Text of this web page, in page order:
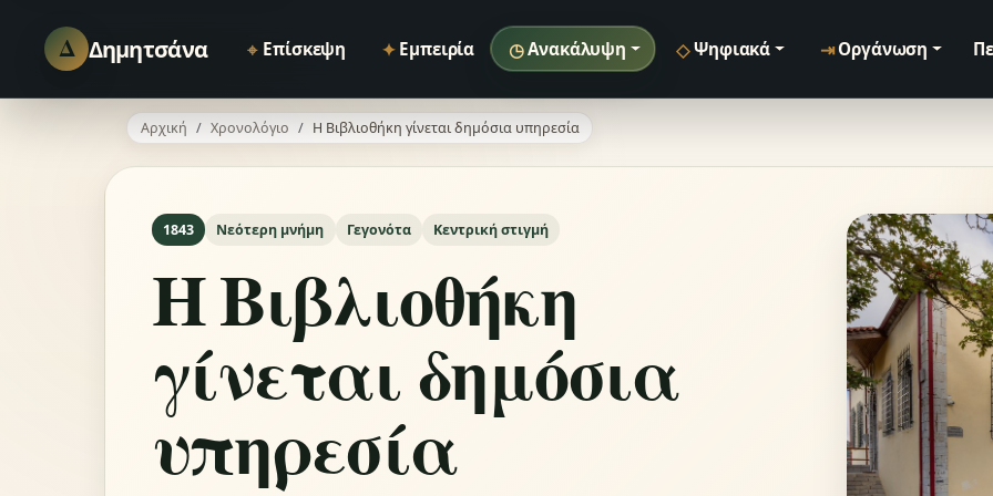
Δ Δημητσάνα ⌖ Επίσκεψη ✦ Εμπειρία ◷Ανακάλυψη ◇ Ψηφιακά ⇥ Οργάνωση
Αρχική Χρονολόγιο Η Βιβλιοθήκη γίνεται δημόσια υπηρεσία
1843 Νεότερη μνήμη Γεγονότα Κεντρική στιγμή
Η Βιβλιοθήκη
γίνεται δημόσια
υπηρεσία